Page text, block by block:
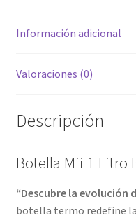
Información adicional
Valoraciones (0)
Descripción
Botella Mii 1 Litro
“Descubre la evolución
botella termo redefine